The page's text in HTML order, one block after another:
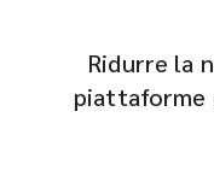
Ridurre la
piattaforme